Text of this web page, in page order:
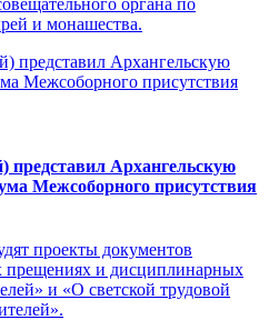
органа по
и монашества.
представил Архангельскую
Межсоборного присутствия
проекты документов
прещениях и дисциплинарных
и «О светской трудовой